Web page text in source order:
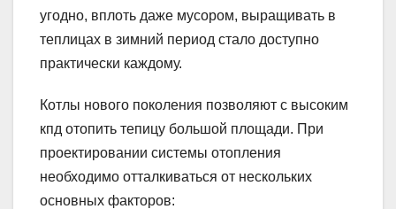
угодно, вплоть даже мусором, выращивать в
теплицах в зимний период стало доступно
практически каждому.
Котлы нового поколения позволяют с высоким
кпд отопить тепицу большой площади. При
проектировании системы отопления
необходимо отталкиваться от нескольких
основных факторов: